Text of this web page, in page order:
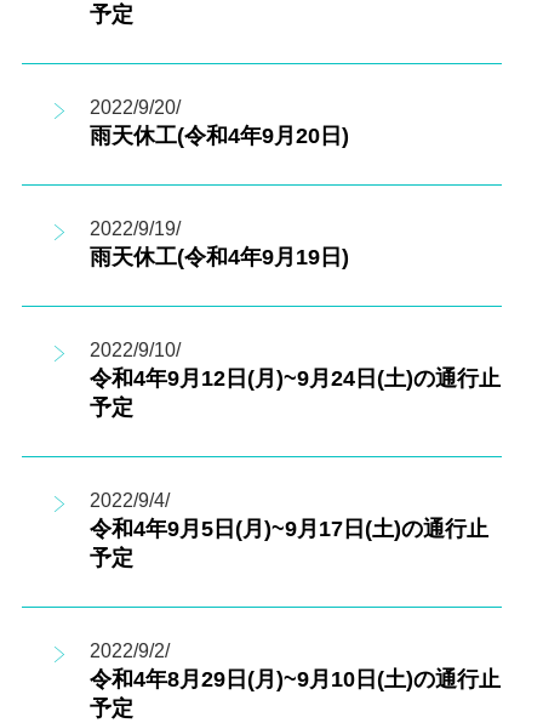
予定
2022/9/20/
雨天休工(令和4年9月20日)
2022/9/19/
雨天休工(令和4年9月19日)
2022/9/10/
令和4年9月12日(月)~9月24日(土)の通行止
予定
2022/9/4/
令和4年9月5日(月)~9月17日(土)の通行止
予定
2022/9/2/
令和4年8月29日(月)~9月10日(土)の通行止
予定